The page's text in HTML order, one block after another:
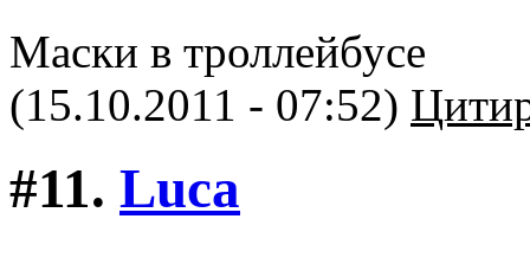
Маски в троллейбусе
(15.10.2011 - 07:52)
#11. Luca